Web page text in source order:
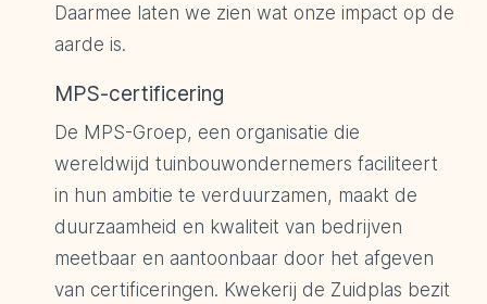
Daarmee laten we zien wat onze impact op de
aarde is.
MPS-certificering
De MPS-Groep, een organisatie die
wereldwijd tuinbouwondernemers faciliteert
in hun ambitie te verduurzamen, maakt de
duurzaamheid en kwaliteit van bedrijven
meetbaar en aantoonbaar door het afgeven
van certificeringen. Kwekerij de Zuidplas bezit